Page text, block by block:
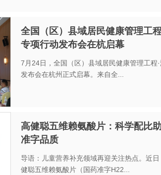
全国（区）县域居民健康管理工
专项行动发布会在杭启幕
7月24日，全国（区）县域居民健康管理工程
发布会在杭州正式启幕。来自全...
高健聪五维赖氨酸片：科学配比
准字品质
导语：儿童营养补充领域再迎关注热点。近
健聪五维赖氨酸片（国药准字H22...